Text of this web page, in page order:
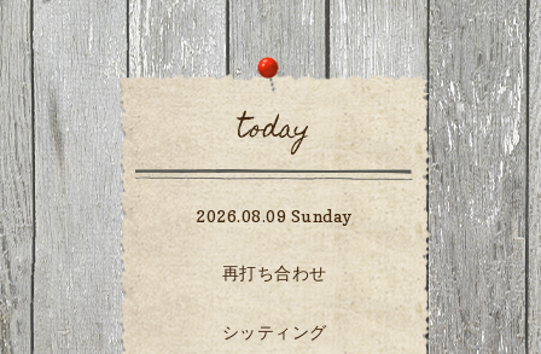
today
2026.08.09 Sunday
再打ち合わせ
シッティング